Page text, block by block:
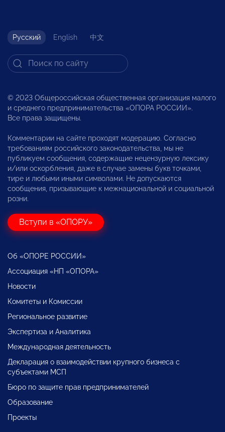
Русский English 中文
© 2023 Общероссийская общественная организация малого
и среднего предпринимательства «ОПОРА РОССИИ».
Все права защищены.
Комментарии на сайте проходят модерацию. Согласно
требованиям российского законодательства, мы не
публикуем сообщения, содержащие нецензурную лексику
и/или оскорбления, даже в случае замены букв точками,
тире и любыми иными символами. Не допускаются
сообщения, призывающие к межнациональной и социальной
розни.
Вступи в «ОПОРУ»
Об «ОПОРЕ РОССИИ»
Ассоциация «НП «ОПОРА»
Новости
Комитеты и Комиссии
Региональное развитие
Экспертиза и Аналитика
Международная деятельность
Декларация о взаимодействии крупного бизнеса с
субъектами МСП
Бюро по защите прав предпринимателей
Образование
Проекты